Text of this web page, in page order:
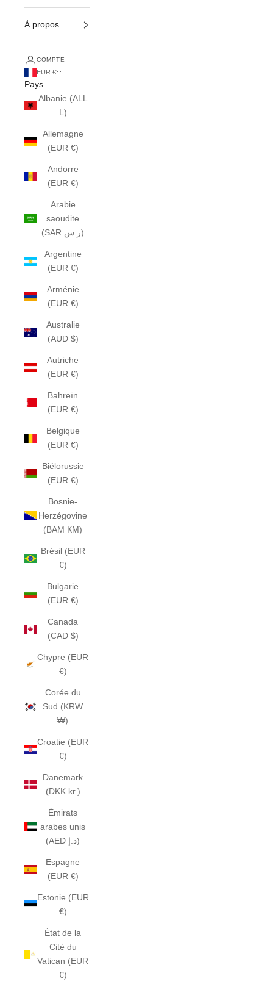
À propos
COMPTE
EUR €
Pays
Albanie (ALL
L)
Allemagne
(EUR €)
Andorre
(EUR €)
Arabie
saoudite
(SAR ر.س)
Argentine
(EUR €)
Arménie
(EUR €)
Australie
(AUD $)
Autriche
(EUR €)
Bahreïn
(EUR €)
Belgique
(EUR €)
Biélorussie
(EUR €)
Bosnie-
Herzégovine
(BAM КМ)
Brésil (EUR
€)
Bulgarie
(EUR €)
Canada
(CAD $)
Chypre (EUR
€)
Corée du
Sud (KRW
₩)
Croatie (EUR
€)
Danemark
(DKK kr.)
Émirats
arabes unis
(AED د.إ)
Espagne
(EUR €)
Estonie (EUR
€)
État de la
Cité du
Vatican (EUR
€)